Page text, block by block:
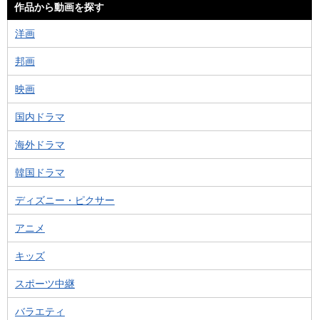
作品から動画を探す
洋画
邦画
映画
国内ドラマ
海外ドラマ
韓国ドラマ
ディズニー・ピクサー
アニメ
キッズ
スポーツ中継
バラエティ